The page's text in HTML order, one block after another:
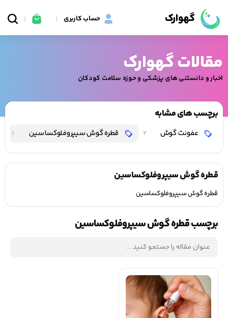
گهوارک حساب کاربری
مقالات گهوارک
اخبار و دانستنی های پزشکی و حوزه سلامت کودکان
برچسب های مشابه
عفونت گوش 2 قطره گوش سیپروفلوکساسین 1
قطره گوش سیپروفلوکساسین
قطره گوش سیپروفلوکساسین
برچسب قطره گوش سیپروفلوکساسین